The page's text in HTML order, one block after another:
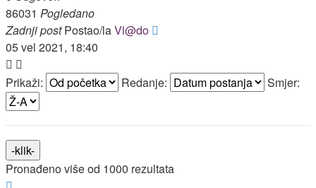
86031 Pogledano
Zadnji postPostao/laVl@do
05 vel 2021, 18:40
Prikaži: Redanje: Smjer:
Pronađeno više od 1000 rezultata